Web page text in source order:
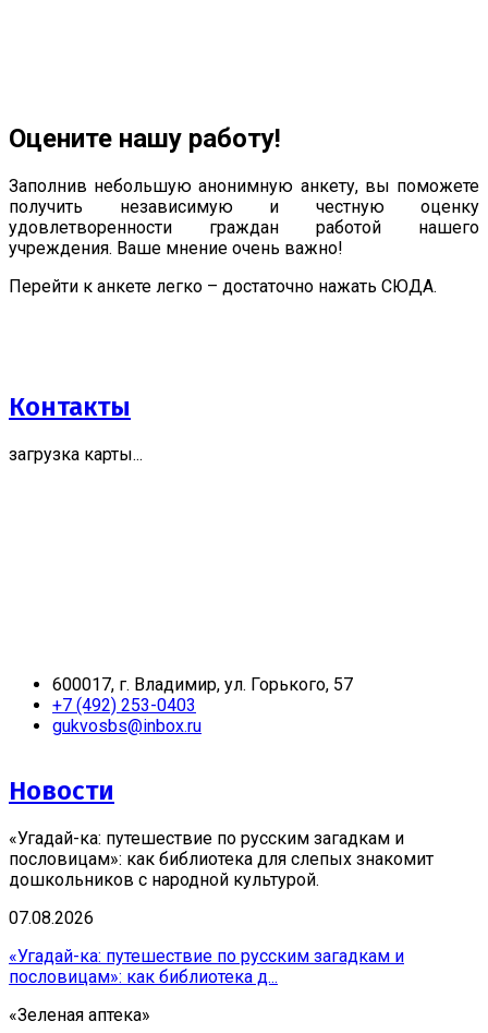
Оцените нашу работу!
Заполнив небольшую анонимную анкету, вы поможете
получить независимую и честную оценку
удовлетворенности граждан работой нашего
учреждения. Ваше мнение очень важно!
Перейти к анкете легко – достаточно нажать СЮДА.
Контакты
загрузка карты...
600017, г. Владимир, ул. Горького, 57
+7 (492) 253-0403
gukvosbs@inbox.ru
Новости
«Угадай-ка: путешествие по русским загадкам и
пословицам»: как библиотека для слепых знакомит
дошкольников с народной культурой.
07.08.2026
«Угадай-ка: путешествие по русским загадкам и
пословицам»: как библиотека д...
«Зеленая аптека»